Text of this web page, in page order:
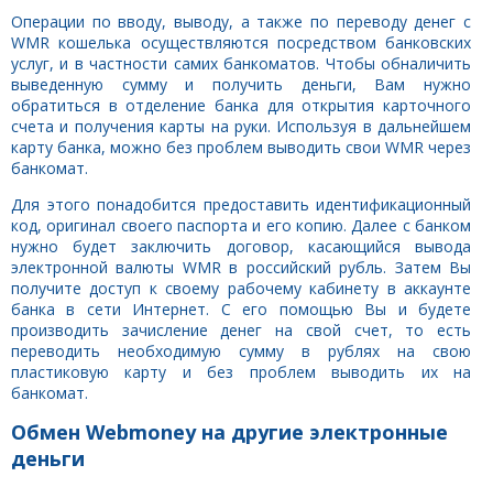
Операции по вводу, выводу, а также по переводу денег с
WMR кошелька осуществляются посредством банковских
услуг, и в частности самих банкоматов. Чтобы обналичить
выведенную сумму и получить деньги, Вам нужно
обратиться в отделение банка для открытия карточного
счета и получения карты на руки. Используя в дальнейшем
карту банка, можно без проблем выводить свои WMR через
банкомат.
Для этого понадобится предоставить идентификационный
код, оригинал своего паспорта и его копию. Далее с банком
нужно будет заключить договор, касающийся вывода
электронной валюты WMR в российский рубль. Затем Вы
получите доступ к своему рабочему кабинету в аккаунте
банка в сети Интернет. С его помощью Вы и будете
производить зачисление денег на свой счет, то есть
переводить необходимую сумму в рублях на свою
пластиковую карту и без проблем выводить их на
банкомат.
Обмен Webmoney на другие электронные
деньги